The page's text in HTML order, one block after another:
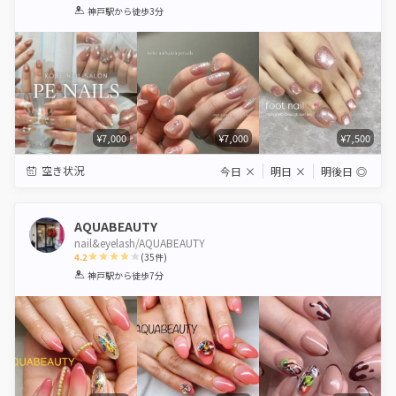
1 2 3 4 5
神戸駅から徒歩3分
¥7,000 ¥7,000 ¥7,500
空き状況 今日 × 明日 × 明後日 ◎
AQUABEAUTY
nail&eyelash/AQUABEAUTY
4.2
1 2 3 4 5
(35件)
神戸駅から徒歩7分